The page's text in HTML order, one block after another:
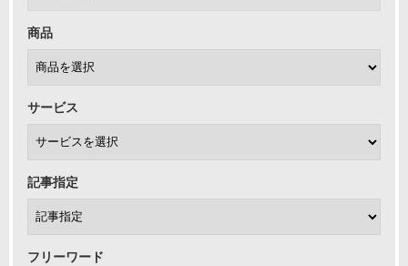
商品
サービス
記事指定
フリーワード